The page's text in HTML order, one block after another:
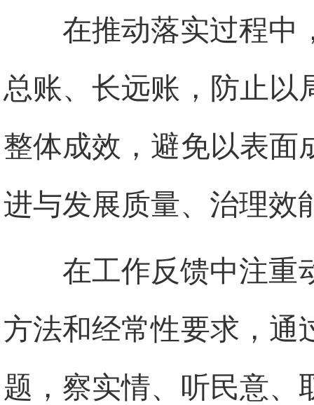
在推动落实过程中
总账、长远账，防止以
整体成效，避免以表面
进与发展质量、治理效
在工作反馈中注重
方法和经常性要求，通
题，察实情、听民意、